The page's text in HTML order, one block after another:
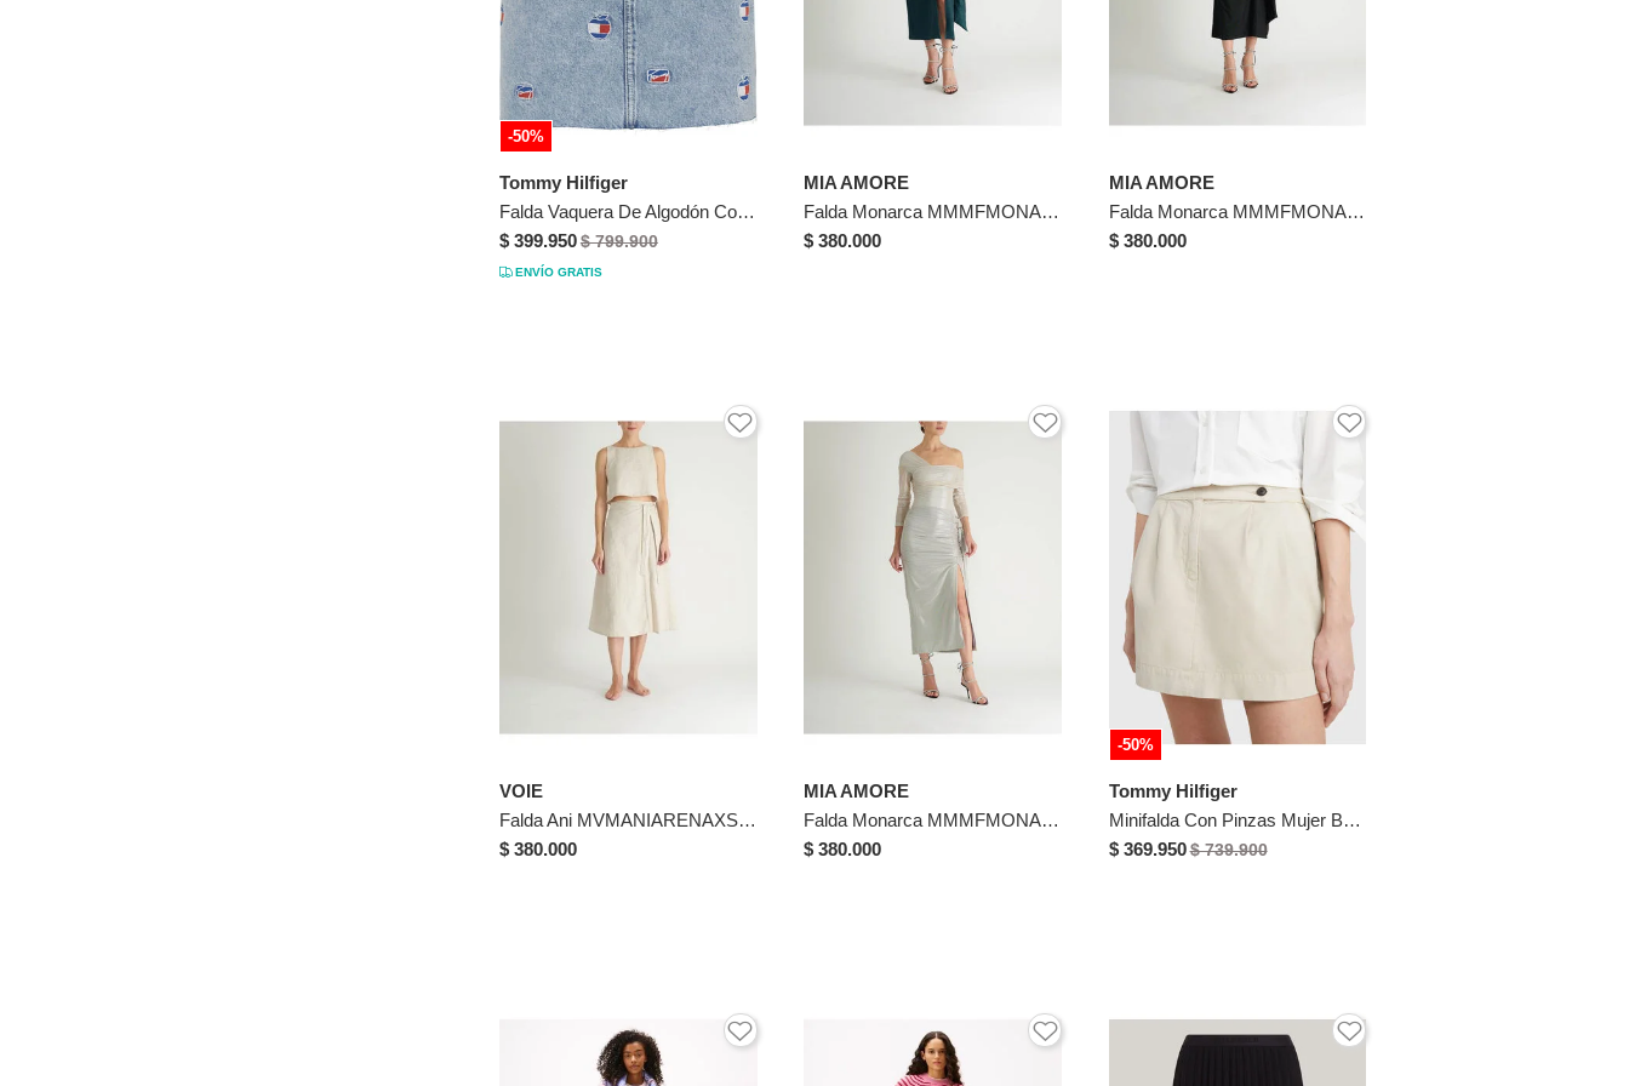
-50%
Tommy Hilfiger
Falda Vaquera De Algodón Con Logos Mujer Azul Tommy Jeans
$ 399.950$ 799.900
ENVÍO GRATIS
MIA AMORE
Falda Monarca MMMFMONARCAVERDES Verde
$ 380.000
MIA AMORE
Falda Monarca MMMFMONARCANEGROL Negro
$ 380.000
VOIE
Falda Ani MVMANIARENAXS Beige
$ 380.000
MIA AMORE
Falda Monarca MMMFMONARCASILVERM Plateado
$ 380.000
-50%
Tommy Hilfiger
Minifalda Con Pinzas Mujer Beige Tommy Hilfiger
$ 369.950$ 739.900